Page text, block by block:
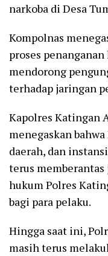
narkoba di Desa
Kompolnas
proses
mendorong
terhadap jaringan
Kapolres Katingan
menegaskan
daerah, dan
terus
hukum Polres
bagi para pelaku.
Hingga saat ini,
masih terus